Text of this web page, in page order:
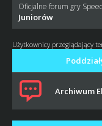
Oficjalne forum gry
Juniorów
Użytkownicy przeglądający
Archiwum